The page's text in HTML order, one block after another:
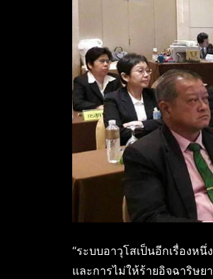
“ระบบอาวุโสเป็นอีกเรื่องห
และการไม่ให้ร้ายอิจฉาริษ